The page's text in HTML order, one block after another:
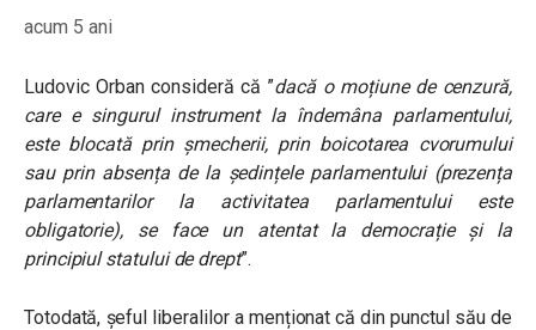
acum 5 ani
Ludovic Orban consideră că ”dacă o moțiune de cenzură,
care e singurul instrument la îndemâna parlamentului,
este blocată prin șmecherii, prin boicotarea cvorumului
sau prin absența de la ședințele parlamentului (prezența
parlamentarilor la activitatea parlamentului este
obligatorie), se face un atentat la democrație și la
principiul statului de drept”.
Totodată, șeful liberalilor a menționat că din punctul său de